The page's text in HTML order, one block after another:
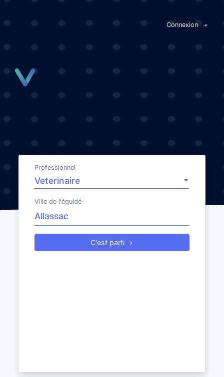
Connexion
Professionnel
Ville de l'équidé
C'est parti